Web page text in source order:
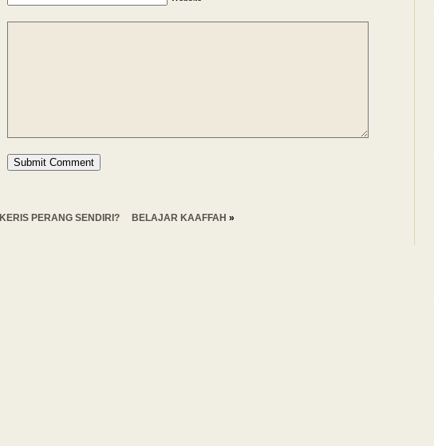
KERIS PERANG SENDIRI? BELAJAR KAAFFAH »